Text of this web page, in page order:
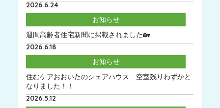
2026.6.24
お知らせ
週間高齢者住宅新聞に掲載されました🏡
2026.6.18
お知らせ
住むケアおおいたのシェアハウス 空室残りわずかと
なりました！！
2026.5.12